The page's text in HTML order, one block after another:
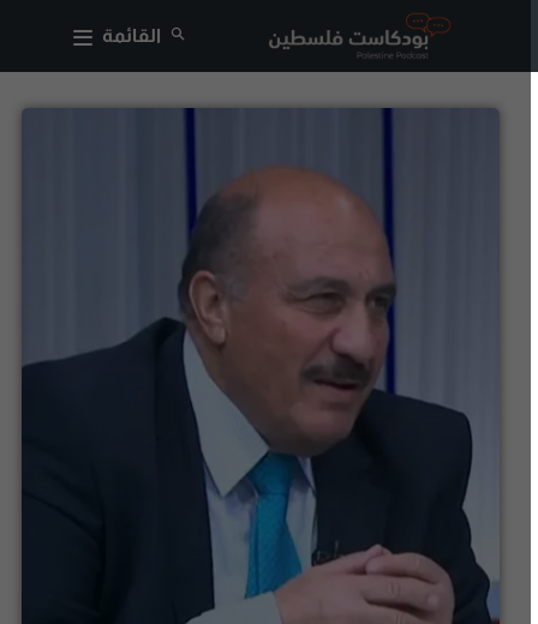
القائمة